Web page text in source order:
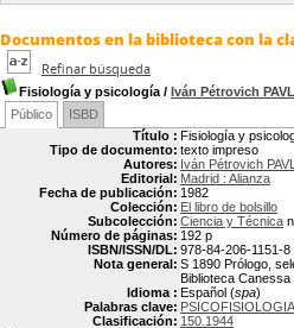
Documentos en la biblioteca con la
Refinar búsqueda
Fisiología y psicología / Iván Pétrovich
Público
ISBD
Título : Fisiología y
Tipo de documento: texto impreso
Autores: Iván Pétrovich
Editorial: Madrid : Alianza
Fecha de publicación: 1982
Colección: El libro de bolsillo
Subcolección: Ciencia y Técnica
Número de páginas: 192 p
ISBN/ISSN/DL: 978-84-206-1151-8
Nota general: S 1890 Prólogo,
Biblioteca Canessa
Idioma : Español (spa)
Palabras clave: PSICOFISIOLOGIA
Clasificación: 150.1944